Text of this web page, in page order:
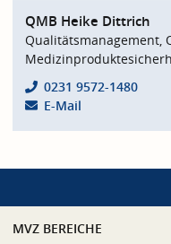
QMB Heike Dittrich
Qualitätsmanagement,
0231 9572-1480
E-Mail
MVZ BEREICHE